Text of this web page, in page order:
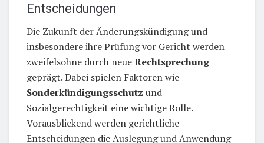
Entscheidungen
Die Zukunft der Änderungskündigung und
insbesondere ihre Prüfung vor Gericht werden
zweifelsohne durch neueRechtsprechung
geprägt. Dabei spielen Faktoren wie
Sonderkündigungsschutz und
Sozialgerechtigkeit eine wichtige Rolle.
Vorausblickend werden gerichtliche
Entscheidungen die Auslegung und Anwendung